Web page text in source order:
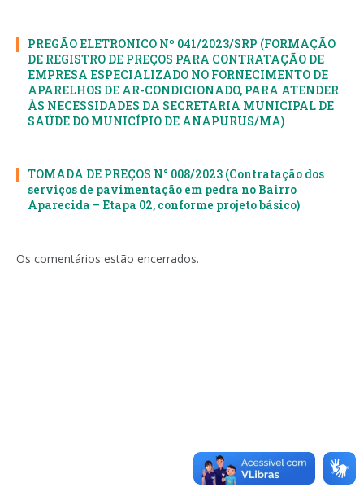
PREGÃO ELETRONICO Nº 041/2023/SRP (FORMAÇÃO
DE REGISTRO DE PREÇOS PARA CONTRATAÇÃO DE
EMPRESA ESPECIALIZADO NO FORNECIMENTO DE
APARELHOS DE AR-CONDICIONADO, PARA ATENDER
ÀS NECESSIDADES DA SECRETARIA MUNICIPAL DE
SAÚDE DO MUNICÍPIO DE ANAPURUS/MA)
TOMADA DE PREÇOS N° 008/2023 (Contratação dos
serviços de pavimentação em pedra no Bairro
Aparecida – Etapa 02, conforme projeto básico)
Os comentários estão encerrados.